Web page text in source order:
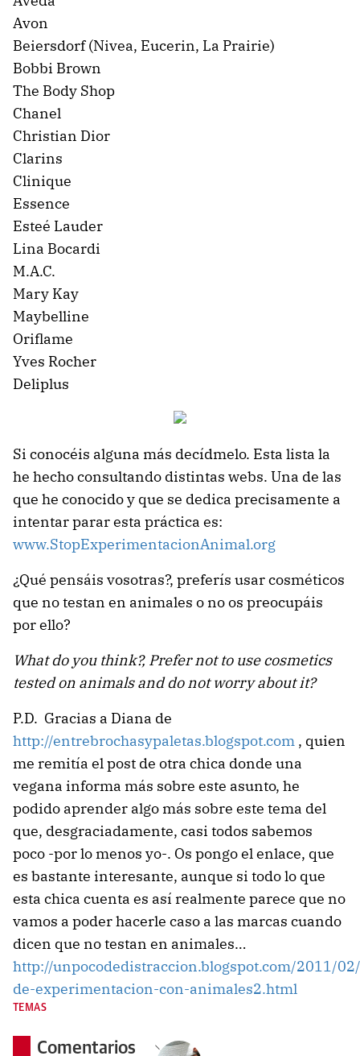
Avon
Beiersdorf (Nivea, Eucerin, La Prairie)
Bobbi Brown
The Body Shop
Chanel
Christian Dior
Clarins
Clinique
Essence
Esteé Lauder
Lina Bocardi
M.A.C.
Mary Kay
Maybelline
Oriflame
Yves Rocher
Deliplus
Si conocéis alguna más decídmelo. Esta lista la
he hecho consultando distintas webs. Una de las
que he conocido y que se dedica precisamente a
intentar parar esta práctica es:
www.StopExperimentacionAnimal.org
¿Qué pensáis vosotras?, preferís usar cosméticos
que no testan en animales o no os preocupáis
por ello?
What do you think?, Prefer not to use cosmetics
tested on animals and do not worry about it?
P.D. Gracias a Diana de
http://entrebrochasypaletas.blogspot.com , quien
me remitía el post de otra chica donde una
vegana informa más sobre este asunto, he
podido aprender algo más sobre este tema del
que, desgraciadamente, casi todos sabemos
poco -por lo menos yo-. Os pongo el enlace, que
es bastante interesante, aunque si todo lo que
esta chica cuenta es así realmente parece que no
vamos a poder hacerle caso a las marcas cuando
dicen que no testan en animales…
http://unpocodedistraccion.blogspot.com/2011/
de-experimentacion-con-animales2.html
TEMAS
Comentarios